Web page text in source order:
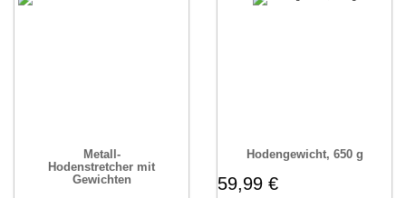
Metall-
Hodenstretcher mit
Gewichten
Hodengewicht, 650 g
59,99 €